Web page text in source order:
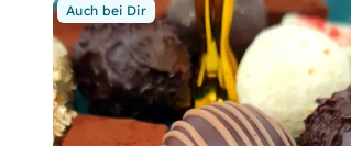
Auch bei Dir